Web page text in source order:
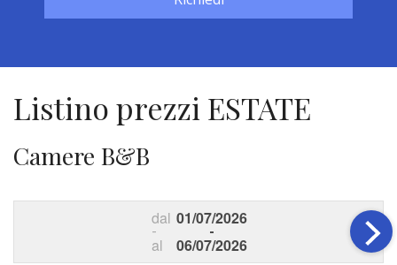
Listino prezzi ESTATE
Camere B&B
dal
-
al
01/07/2026
-
06/07/2026